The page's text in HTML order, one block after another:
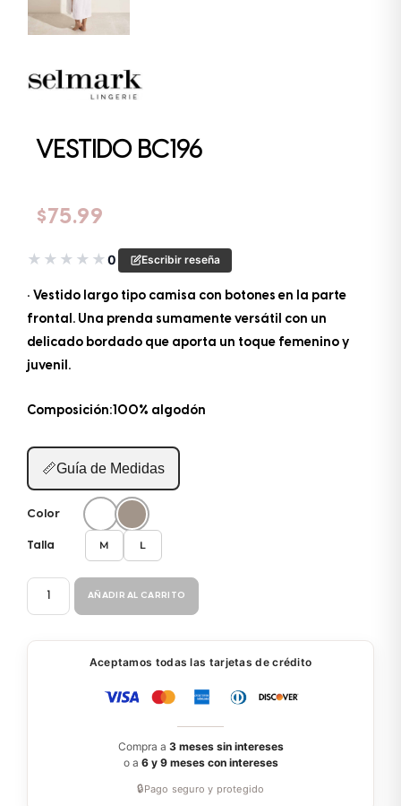
VESTIDO BC196
$75.99
★ ★ ★ ★ ★0 Escribir reseña
• Vestido largo tipo camisa con botones en la parte
frontal. Una prenda sumamente versátil con un
delicado bordado que aporta un toque femenino y
juvenil.
Composición:100% algodón
📏Guía de Medidas
Color
Talla M L
VESTIDO
BC196
AÑADIR AL CARRITO
Aceptamos todas las tarjetas de crédito
Compra a 3 meses sin intereses
o a 6 y 9 meses con intereses
🔒Pago seguro y protegido